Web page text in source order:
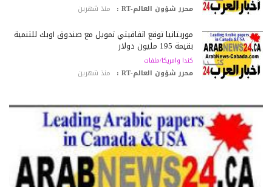
محرر شؤون العالم-RT : منذ شهرين
موريتانيا توقع اتفاقيتي تمويل مع صندوق أوبك للتنمية
بقيمة 195 مليون دولار
كندا وامريكا/ملفات
محرر شؤون العالم-RT : منذ شهرين